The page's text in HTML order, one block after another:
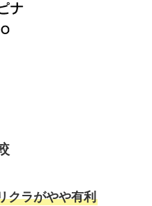
クラがやや有利